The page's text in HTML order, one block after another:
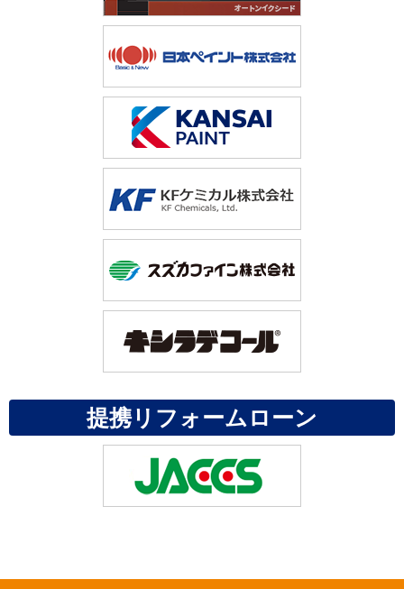
提携リフォームローン